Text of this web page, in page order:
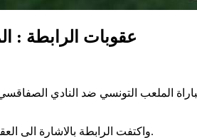
عقوبات الرابطة :
واكتفت الرابطة بالاشارة الى العقوبة من خلال برنامج الجولة وذلك دون الإعلان عن تفاصيلها وعن بقية قرارات مكتب الرابطة.